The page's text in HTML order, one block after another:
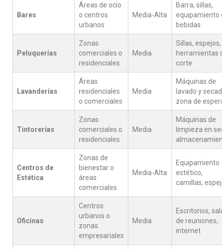
Bares
Áreas de ocio
o centros
urbanos
Media-Alta
Barra, sillas,
equipamiento
bebidas
Peluquerías
Zonas
comerciales o
residenciales
Media
Sillas, espejos,
herramientas
corte
Lavanderías
Áreas
residenciales
o comerciales
Media
Máquinas de
lavado y
zona de
Tintorerías
Zonas
comerciales o
residenciales
Media
Máquinas de
limpieza en
Centros de
Estética
Zonas de
bienestar o
áreas
comerciales
Media-Alta
Equipamiento
estético,
camillas,
Oficinas
Centros
urbanos o
zonas
empresariales
Media
Escritorios,
de reuniones,
internet